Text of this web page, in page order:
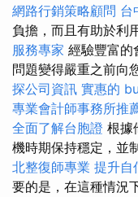
網路行銷策略顧問 台
負擔，而且有助於利
服務專家 經驗豐富的
問題變得嚴重之前向
探公司資訊 實惠的
專業會計師事務所推
全面了解台胞證 根據
機時期保持穩定，並
北整復師專業 提升自
要的是，在這種情況